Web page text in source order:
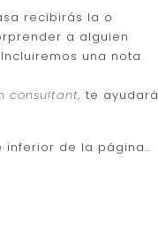
recibirás la o
a alguien
una nota
consultant, te ayudará
inferior de la página…